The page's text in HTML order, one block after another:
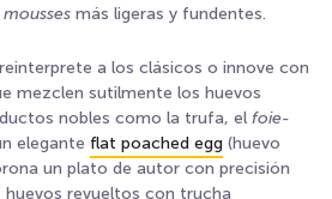
mousses más ligeras y fundentes.
a los clásicos o innove con
mezclen sutilmente los huevos
nobles como la trufa, el foie-
elegante flat poached egg (huevo
un plato de autor con precisión
revueltos con trucha